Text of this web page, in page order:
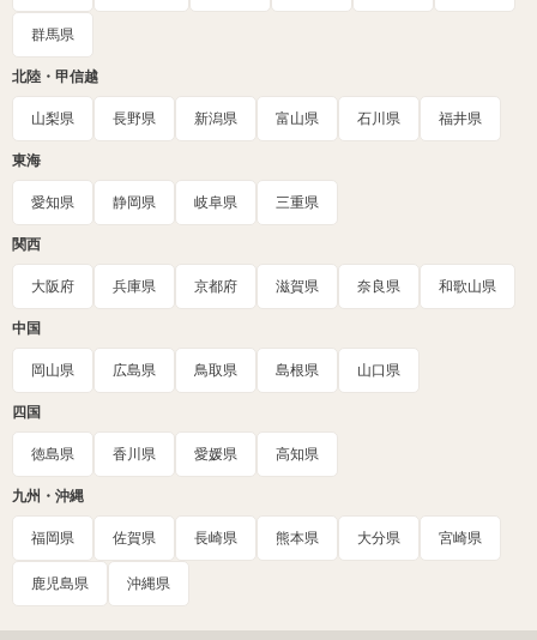
群馬県
北陸・甲信越
山梨県 長野県 新潟県 富山県 石川県 福井県
東海
愛知県 静岡県 岐阜県 三重県
関西
大阪府 兵庫県 京都府 滋賀県 奈良県 和歌山県
中国
岡山県 広島県 鳥取県 島根県 山口県
四国
徳島県 香川県 愛媛県 高知県
九州・沖縄
福岡県 佐賀県 長崎県 熊本県 大分県 宮崎県
鹿児島県 沖縄県